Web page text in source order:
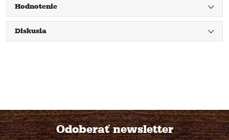
Hodnotenie
Diskusia
Odoberať newsletter